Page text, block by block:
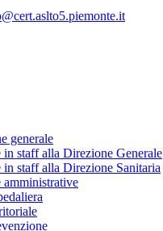
generale
in staff alla Direzione Generale
in staff alla Direzione Sanitaria
amministrative